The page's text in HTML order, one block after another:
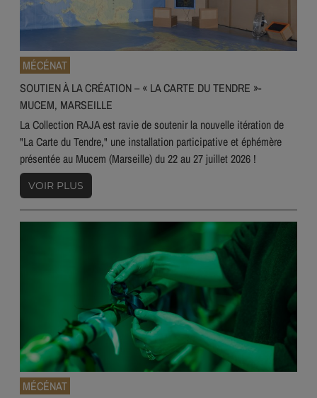
MÉCÉNAT
SOUTIEN À LA CRÉATION – « LA CARTE DU TENDRE »-
MUCEM, MARSEILLE
La Collection RAJA est ravie de soutenir la nouvelle itération de
"La Carte du Tendre," une installation participative et éphémère
présentée au Mucem (Marseille) du 22 au 27 juillet 2026 !
VOIR PLUS
MÉCÉNAT